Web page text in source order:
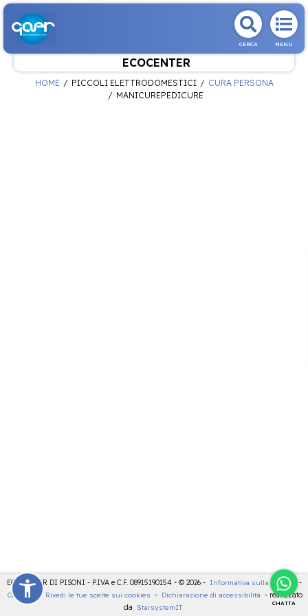
CERCA MENU
ECOCENTER
CHATTA
HOME PICCOLI ELETTRODOMESTICI
CURA PERSONA
MANICUREPEDICURE
ECOCENTER DI PISONI - P.IVA e C.F. 08915190154 - © 2026 - Informativa sulla privacy
-
Cookies
- Rivedi le tue scelte sui cookies - Dichiarazione di accessibilità - realizzato
da
StarsystemIT